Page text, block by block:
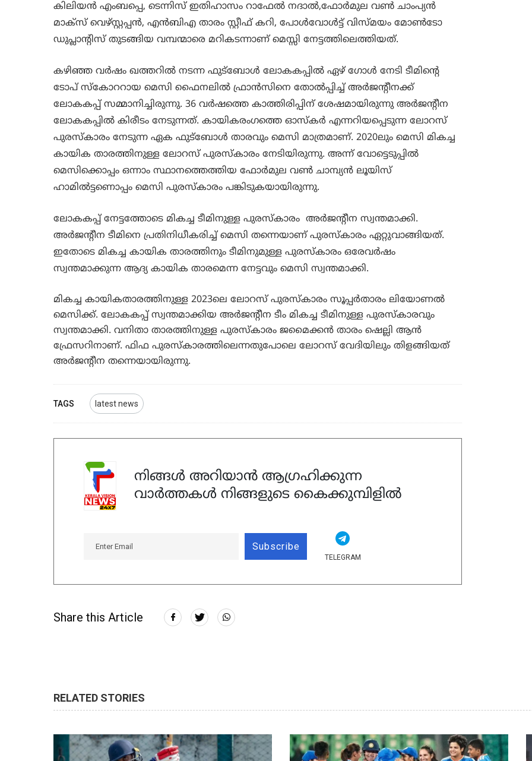
കിലിയൻ എംബപ്പെ, ടെന്നിസ് ഇതിഹാസം റാഫേൽ നദാൽ,ഫോർമുല വൺ ചാംപ്യൻ
മാക്സ് വെഴ്സ്റ്റപ്പൻ, എൻബിഎ താരം സ്റ്റീഫ് കറി, പോൾവോൾട്ട് വിസ്മയം മോൺടോ
ഡുപ്ലാന്‍റിസ് തുടങ്ങിയ വമ്പന്മാരെ മറികടന്നാണ് മെസ്സി നേട്ടത്തിലെത്തിയത്.
കഴിഞ്ഞ വര്‍ഷം ഖത്തറില്‍ നടന്ന ഫുട്ബോള്‍ ലോകകപ്പില്‍ ഏഴ് ഗോള്‍ നേടി ടീമിന്‍റെ
ടോപ് സ്കോററായ മെസി ഫൈനലില്‍ ഫ്രാന്‍സിനെ തോല്‍പ്പിച്ച് അര്‍ജന്‍റീനക്ക്
ലോകകപ്പ് സമ്മാനിച്ചിരുന്നു. 36 വര്‍ഷത്തെ കാത്തിരിപ്പിന് ശേഷമായിരുന്നു അര്‍ജന്‍റീന
ലോകകപ്പില്‍ കിരീടം നേടുന്നത്. കായികരംഗത്തെ ഓസ്കര്‍ എന്നറിയപ്പെടുന്ന ലോറസ്
പുരസ്കാരം നേടുന്ന ഏക ഫുട്ബോൾ താരവും മെസി മാത്രമാണ്. 2020ലും മെസി മികച്ച
കായിക താരത്തിനുള്ള ലോറസ് പുരസ്കാരം നേടിയിരുന്നു. അന്ന് വോട്ടെടുപ്പില്‍
മെസിക്കൊപ്പം ഒന്നാം സ്ഥാനത്തെത്തിയ ഫോര്‍മുല വണ്‍ ചാമ്പ്യന്‍ ലൂയിസ്
ഹാമില്‍ട്ടണൊപ്പം മെസി പുരസ്കാരം പങ്കിടുകയായിരുന്നു.
ലോകകപ്പ് നേട്ടത്തോടെ മികച്ച ടീമിനുള്ള പുരസ്കാരം അർജന്‍റീന സ്വന്തമാക്കി.
അര്‍ജന്‍റീന ടീമിനെ പ്രതിനിധീകരിച്ച് മെസി തന്നെയാണ് പുരസ്കാരം ഏറ്റുവാങ്ങിയത്.
ഇതോടെ മികച്ച കായിക താരത്തിനും ടീമിനുമുള്ള പുരസ്കാരം ഒരേവര്‍ഷം
സ്വന്തമാക്കുന്ന ആദ്യ കായിക താരമെന്ന നേട്ടവും മെസി സ്വന്തമാക്കി.
മികച്ച കായികതാരത്തിനുള്ള 2023ലെ ലോറസ് പുരസ്കാരം സൂപ്പർതാരം ലിയോണൽ
മെസിക്ക്. ലോകകപ്പ് സ്വന്തമാക്കിയ അർജന്‍റീന ടീം മികച്ച ടീമിനുള്ള പുരസ്കാരവും
സ്വന്തമാക്കി. വനിതാ താരത്തിനുള്ള പുരസ്കാരം ജമൈക്കൻ താരം ഷെല്ലി ആൻ
ഫ്രേസറിനാണ്. ഫിഫ പുരസ്കാരത്തിലെന്നതുപോലെ ലോറസ് വേദിയിലും തിളങ്ങിയത്
അർജന്‍റീന തന്നെയായിരുന്നു.
TAGS latest news
നിങ്ങൾ അറിയാൻ ആഗ്രഹിക്കുന്ന
വാർത്തകൾ നിങ്ങളുടെ കൈക്കുമ്പിളിൽ
Subscribe
TELEGRAM
Share this Article
RELATED STORIES